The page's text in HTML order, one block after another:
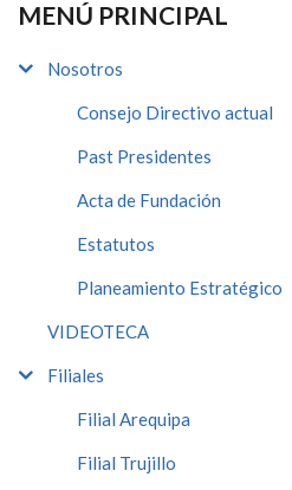
MENÚ PRINCIPAL
Nosotros
Consejo Directivo actual
Past Presidentes
Acta de Fundación
Estatutos
Planeamiento Estratégico
VIDEOTECA
Filiales
Filial Arequipa
Filial Trujillo